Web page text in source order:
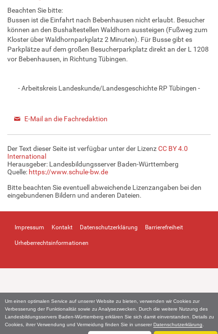
Um einen optimalen Service auf unserer Website zu bieten, verwenden wir Cookies zur
Verbesserung der Funktionalität sowie zu Analysezwecken. Durch die weitere Nutzung des
Landesbildungsservers Baden-Württemberg erklären Sie sich damit einverstanden. Details zu
Cookies, ihrer Verwendung und Vermeidung finden Sie in unserer Datenschutzerklärung
Beachten Sie bitte:
Bussen ist die Einfahrt nach Bebenhausen nicht erlaubt. Besucher
können an den Bushaltestellen Waldhorn aussteigen (Fußweg zum
Kloster über Waldhornparkplatz 2 Minuten). Für Busse gibt es
Parkplätze auf dem großen Besucherparkplatz direkt an der L 1208
vor Bebenhausen, in Richtung Tübingen.
- Arbeitskreis Landeskunde/Landesgeschichte RP Tübingen -
E-Mail an die Fachredaktion
Der Text dieser Seite ist verfügbar unter der LizenzCC BY 4.0
International
Herausgeber: Landesbildungsserver Baden-Württemberg
Quelle: https://www.schule-bw.de
Bitte beachten Sie eventuell abweichende Lizenzangaben bei den
eingebundenen Bildern und anderen Dateien.
Impressum Kontakt Datenschutzerklärung Barrierefreiheit
Urheberrechtsinformationen